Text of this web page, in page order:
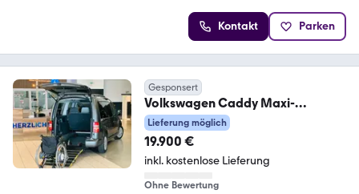
Kontakt Parken
Gesponsert
Volkswagen Caddy Maxi-
Behindertengerecht-Rampe-TOP
Lieferung möglich
19.900 €
inkl. kostenlose Lieferung
Ohne Bewertung